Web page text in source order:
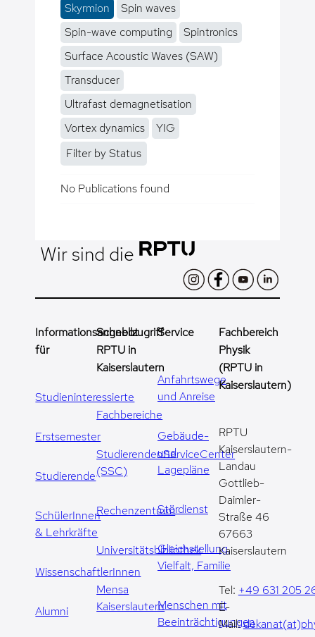
Skyrmion
Spin waves
Spin-wave computing
Spintronics
Surface Acoustic Waves (SAW)
Transducer
Ultrafast demagnetisation
Vortex dynamics
YIG
Filter by Status
No Publications found
Wir sind die
Informationsangebot
für
Studieninteressierte
Erstsemester
Studierende
SchülerInnen
& Lehrkräfte
WissenschaftlerInnen
Alumni
Schnellzugriff
RPTU in
Kaiserslautern
Fachbereiche
StudierendenServiceCenter
(SSC)
Rechenzentrum
Universitätsbibliothek
Mensa
Kaiserslautern
Service
Anfahrtswege
und Anreise
Gebäude-
und
Lagepläne
Stördienst
Gleichstellung,
Vielfalt, Familie
Menschen mit
Beeinträchtigungen
Fachbereich
Physik
(RPTU in
Kaiserslautern)
RPTU
Kaiserslautern-
Landau
Gottlieb-
Daimler-
Straße 46
67663
Kaiserslautern
Tel: +49 631 205
E-
Mail: